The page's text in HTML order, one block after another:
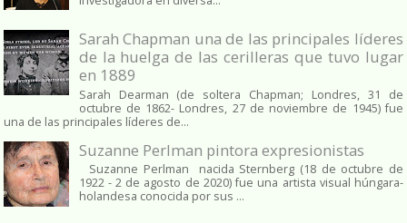
Sarah Chapman una de las principales líderes
de la huelga de las cerilleras que tuvo lugar
en 1889
Sarah Dearman (de soltera Chapman; Londres, 31 de
octubre de 1862​- Londres, 27 de noviembre de 1945)​ fue
una de las principales líderes de...
Suzanne Perlman pintora expresionistas
Suzanne Perlman nacida Sternberg (18 de octubre de
1922 - 2 de agosto de 2020) fue una artista visual húngara-
holandesa conocida por sus ...